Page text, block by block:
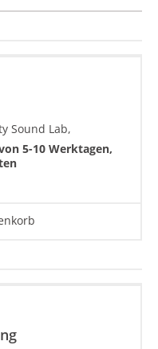
Sound Lab,
5-10 Werktagen,